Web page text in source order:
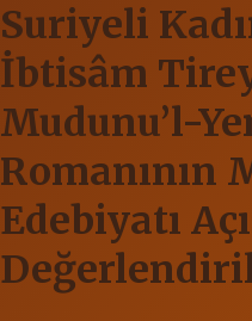
Suriyeli
İbtisâm
Mudunu’l-
Romanının
Edebiyatı